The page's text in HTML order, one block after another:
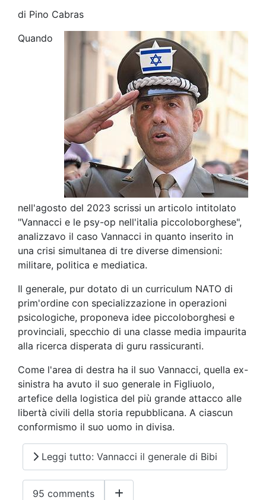
di Pino Cabras
Quando
nell'agosto del 2023 scrissi un articolo intitolato
"Vannacci e le psy-op nell'italia piccoloborghese",
analizzavo il caso Vannacci in quanto inserito in
una crisi simultanea di tre diverse dimensioni:
militare, politica e mediatica.
Il generale, pur dotato di un curriculum NATO di
prim'ordine con specializzazione in operazioni
psicologiche, proponeva idee piccoloborghesi e
provinciali, specchio di una classe media impaurita
alla ricerca disperata di guru rassicuranti.
Come l'area di destra ha il suo Vannacci, quella ex-
sinistra ha avuto il suo generale in Figliuolo,
artefice della logistica del più grande attacco alle
libertà civili della storia repubblicana. A ciascun
conformismo il suo uomo in divisa.
Leggi tutto: Vannacci il generale di Bibi
95 comments